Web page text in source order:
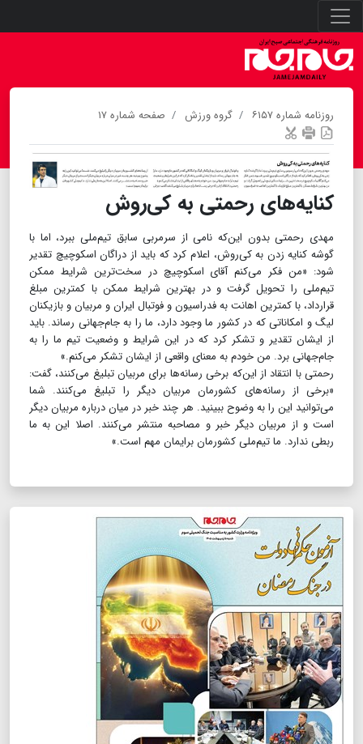
روزنامه شماره ۶۱۵۷ گروه ورزش صفحه شماره ۱۷
کنایه‌های رحمتی به کی‌روش
مهدی رحمتی بدون این‌که نامی از سرمربی سابق تیم‌ملی ببرد، اما با
گوشه کنایه زدن به کی‌روش، اعلام کرد که باید از دراگان اسکوچیچ تقدیر
شود: «من فکر می‌کنم آقای اسکوچیچ در سخت‌ترین شرایط ممکن
تیم‌ملی را تحویل گرفت و در بهترین شرایط ممکن با کمترین مبلغ
قرارداد، با کمترین اهانت به فدراسیون و فوتبال ایران و مربیان و بازیکنان
لیگ و امکاناتی که در کشور ما وجود دارد، ما را به جام‌جهانی رساند. باید
از ایشان تقدیر و تشکر کرد که در این شرایط و وضعیت تیم ما را به
جام‌جهانی برد. من خودم به معنای واقعی از ایشان تشکر می‌کنم.»
رحمتی با انتقاد از این‌که برخی رسانه‌ها برای مربیان تبلیغ می‌کنند، گفت:
«برخی از رسانه‌های کشورمان مربیان دیگر را تبلیغ می‌کنند. شما
می‌توانید این را به وضوح ببینید. هر چند خبر در میان درباره مربیان دیگر
است و از مربیان دیگر خبر و مصاحبه منتشر می‌کنند. اصلا این به ما
ربطی ندارد. ما تیم‌ملی کشورمان برایمان مهم است.»